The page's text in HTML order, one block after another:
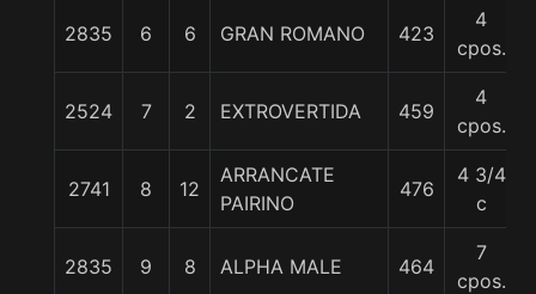
2835 6 6 GRAN ROMANO 423
4
cpos.
2524 7 2 EXTROVERTIDA 459
4
cpos.
2741 8 12
ARRANCATE
PAIRINO
476
4 3/4
c
2835 9 8 ALPHA MALE 464
7
cpos.